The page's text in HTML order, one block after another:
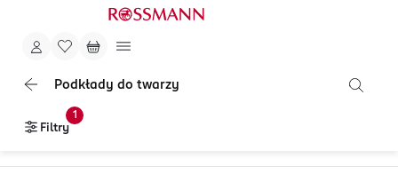
Podkłady do twarzy
Filtry
1